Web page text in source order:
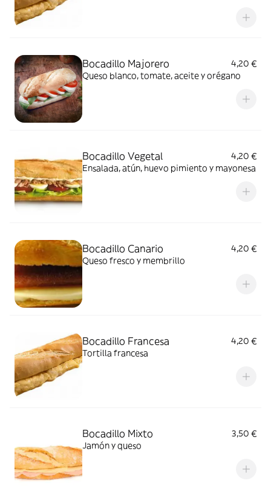
Bocadillo Majorero
4,20 €
Queso blanco, tomate, aceite y orégano
Bocadillo Vegetal
4,20 €
Ensalada, atún, huevo pimiento y mayonesa
Bocadillo Canario
4,20 €
Queso fresco y membrillo
Bocadillo Francesa
4,20 €
Tortilla francesa
Bocadillo Mixto
3,50 €
Jamón y queso